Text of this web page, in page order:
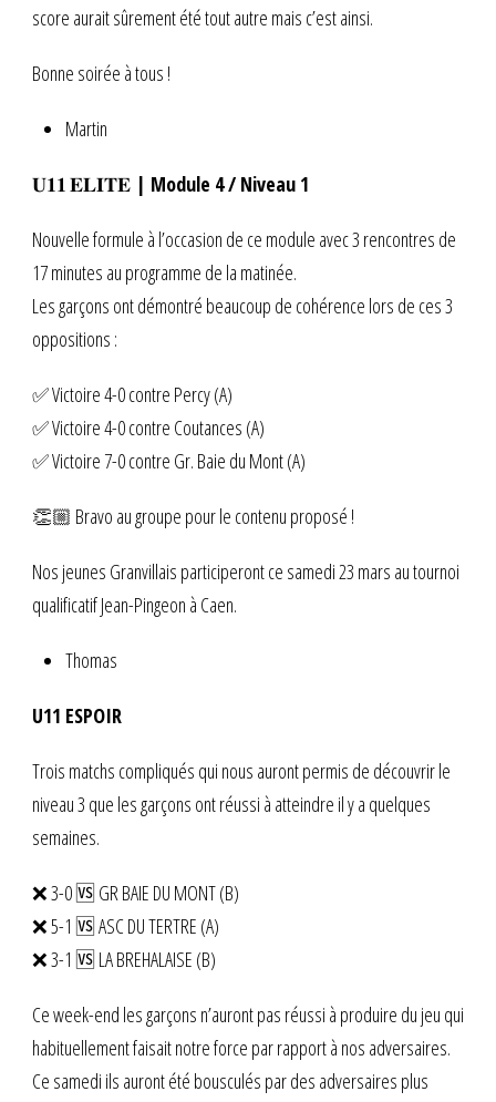
score aurait sûrement été tout autre mais c’est ainsi.
Bonne soirée à tous !
Martin
𝐔𝟏𝟏 𝐄𝐋𝐈𝐓𝐄 | Module 4 / Niveau 1
Nouvelle formule à l’occasion de ce module avec 3 rencontres de
17 minutes au programme de la matinée.
Les garçons ont démontré beaucoup de cohérence lors de ces 3
oppositions :
✅ Victoire 4-0 contre Percy (A)
✅ Victoire 4-0 contre Coutances (A)
✅ Victoire 7-0 contre Gr. Baie du Mont (A)
👏🏼 Bravo au groupe pour le contenu proposé !
Nos jeunes Granvillais participeront ce samedi 23 mars au tournoi
qualificatif Jean-Pingeon à Caen.
Thomas
U11 ESPOIR
Trois matchs compliqués qui nous auront permis de découvrir le
niveau 3 que les garçons ont réussi à atteindre il y a quelques
semaines.
❌ 3-0 🆚 GR BAIE DU MONT (B)
❌ 5-1 🆚 ASC DU TERTRE (A)
❌ 3-1 🆚 LA BREHALAISE (B)
Ce week-end les garçons n’auront pas réussi à produire du jeu qui
habituellement faisait notre force par rapport à nos adversaires.
Ce samedi ils auront été bousculés par des adversaires plus